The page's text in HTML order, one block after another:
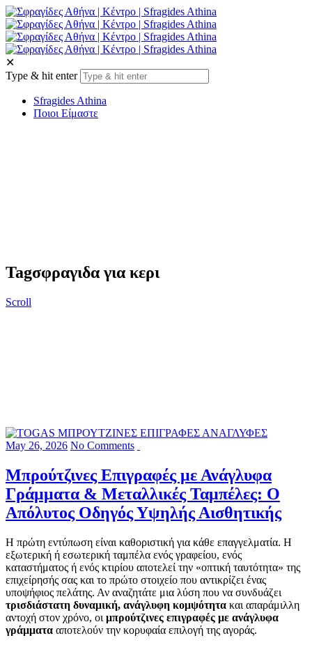
✕
Type & hit enter
Sfragides Athina
Ποιοι Είμαστε
Tagσφραγιδα για κερι
Scroll
May 26, 2026 No Comments
Μπρούτζινες Επιγραφές με Ανάγλυφα
Γράμματα & Μεταλλικές Ταμπέλες: Ο
Απόλυτος Οδηγός Υψηλής Αισθητικής
Η πρώτη εντύπωση είναι καθοριστική για κάθε επαγγελματία. Η
εξωτερική ή εσωτερική ταμπέλα ενός γραφείου, ενός
καταστήματος ή ενός κτιρίου αποτελεί την «οπτική ταυτότητα» της
επιχείρησής σας και το πρώτο στοιχείο που αντικρίζει ένας
υποψήφιος πελάτης. Αν αναζητάτε μια λύση που να συνδυάζει
τρισδιάστατη δυναμική, ανάγλυφη κομψότητα και απαράμιλλη
αντοχή στον χρόνο, οι μπρούτζινες επιγραφές με ανάγλυφα
γράμματα αποτελούν την κορυφαία επιλογή της αγοράς.